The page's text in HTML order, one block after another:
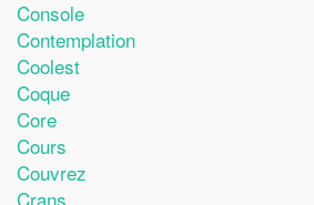
Console
Contemplation
Coolest
Coque
Core
Cours
Couvrez
Crans